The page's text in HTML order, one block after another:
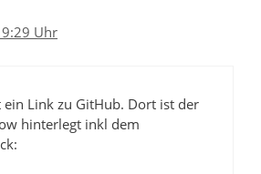
Uhr
ein Link zu GitHub. Dort ist der
hinterlegt inkl dem